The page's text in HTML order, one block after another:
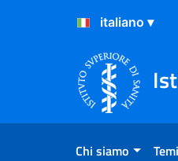
Salta al Contenuto
Salta al Footer
Chi siamo Temi